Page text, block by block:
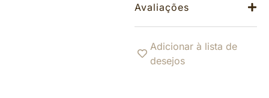
Avaliações
Adicionar à lista de
desejos